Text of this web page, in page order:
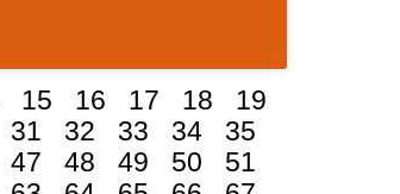
15 16 17 18
19
31 32 33 34
35
47 48 49 50
51